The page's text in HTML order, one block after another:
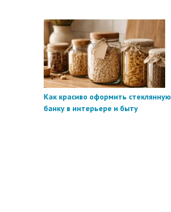
Как красиво оформить стеклянную
банку в интерьере и быту